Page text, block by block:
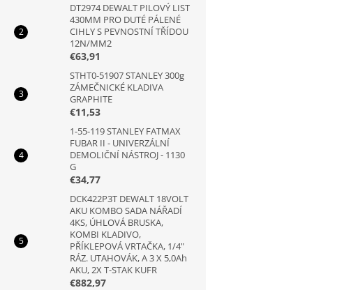
DT2974 DEWALT PILOVÝ LIST
430MM PRO DUTÉ PÁLENÉ
CIHLY S PEVNOSTNÍ TŘÍDOU
12N/MM2
€63,91
STHT0-51907 STANLEY 300g
ZÁMEČNICKÉ KLADIVA
GRAPHITE
€11,53
1-55-119 STANLEY FATMAX
FUBAR II - UNIVERZÁLNÍ
DEMOLIČNÍ NÁSTROJ - 1130
G
€34,77
DCK422P3T DEWALT 18VOLT
AKU KOMBO SADA NÁŘADÍ
4KS, ÚHLOVÁ BRUSKA,
KOMBI KLADIVO,
PŘÍKLEPOVÁ VRTAČKA, 1/4"
RÁZ. UTAHOVÁK, A 3 X 5,0Ah
AKU, 2X T-STAK KUFR
€882,97